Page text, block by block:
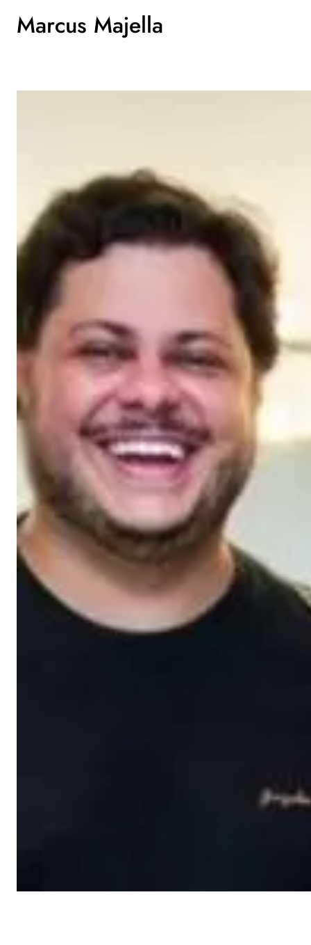
Marcus Majella